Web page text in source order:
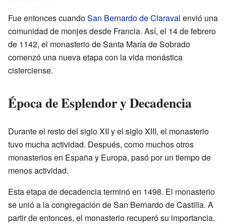
Fue entonces cuandoSan Bernardo de Claraval envió una
comunidad de monjes desde Francia. Así, el 14 de febrero
de 1142, el monasterio de Santa María de Sobrado
comenzó una nueva etapa con la vida monástica
cisterciense.
Época de Esplendor y Decadencia
Durante el resto del siglo XII y el siglo XIII, el monasterio
tuvo mucha actividad. Después, como muchos otros
monasterios en España y Europa, pasó por un tiempo de
menos actividad.
Esta etapa de decadencia terminó en 1498. El monasterio
se unió a la congregación de San Bernardo de Castilla. A
partir de entonces, el monasterio recuperó su importancia.